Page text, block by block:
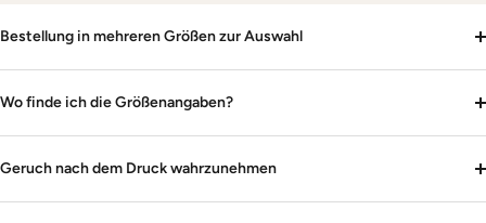
Bestellung in mehreren Größen zur Auswahl
Wo finde ich die Größenangaben?
Geruch nach dem Druck wahrzunehmen